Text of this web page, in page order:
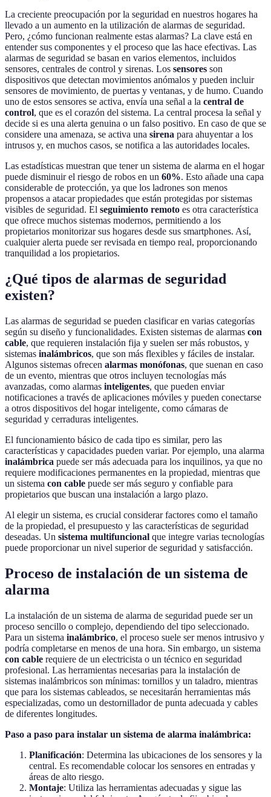
La creciente preocupación por la seguridad en nuestros hogares ha
llevado a un aumento en la utilización de alarmas de seguridad.
Pero, ¿cómo funcionan realmente estas alarmas? La clave está en
entender sus componentes y el proceso que las hace efectivas. Las
alarmas de seguridad se basan en varios elementos, incluidos
sensores, centrales de control y sirenas. Los sensores son
dispositivos que detectan movimientos anómalos y pueden incluir
sensores de movimiento, de puertas y ventanas, y de humo. Cuando
uno de estos sensores se activa, envía una señal a la central de
control, que es el corazón del sistema. La central procesa la señal y
decide si es una alerta genuina o un falso positivo. En caso de que se
considere una amenaza, se activa una sirena para ahuyentar a los
intrusos y, en muchos casos, se notifica a las autoridades locales.
Las estadísticas muestran que tener un sistema de alarma en el hogar
puede disminuir el riesgo de robos en un 60%. Esto añade una capa
considerable de protección, ya que los ladrones son menos
propensos a atacar propiedades que están protegidas por sistemas
visibles de seguridad. El seguimiento remoto es otra característica
que ofrece muchos sistemas modernos, permitiendo a los
propietarios monitorizar sus hogares desde sus smartphones. Así,
cualquier alerta puede ser revisada en tiempo real, proporcionando
tranquilidad a los propietarios.
¿Qué tipos de alarmas de seguridad
existen?
Las alarmas de seguridad se pueden clasificar en varias categorías
según su diseño y funcionalidades. Existen sistemas de alarmas con
cable, que requieren instalación fija y suelen ser más robustos, y
sistemas inalámbricos, que son más flexibles y fáciles de instalar.
Algunos sistemas ofrecen alarmas monófonas, que suenan en caso
de un evento, mientras que otros incluyen tecnologías más
avanzadas, como alarmas inteligentes, que pueden enviar
notificaciones a través de aplicaciones móviles y pueden conectarse
a otros dispositivos del hogar inteligente, como cámaras de
seguridad y cerraduras inteligentes.
El funcionamiento básico de cada tipo es similar, pero las
características y capacidades pueden variar. Por ejemplo, una alarma
inalámbrica puede ser más adecuada para los inquilinos, ya que no
requiere modificaciones permanentes en la propiedad, mientras que
un sistema con cable puede ser más seguro y confiable para
propietarios que buscan una instalación a largo plazo.
Al elegir un sistema, es crucial considerar factores como el tamaño
de la propiedad, el presupuesto y las características de seguridad
deseadas. Un sistema multifuncional que integre varias tecnologías
puede proporcionar un nivel superior de seguridad y satisfacción.
Proceso de instalación de un sistema de
alarma
La instalación de un sistema de alarma de seguridad puede ser un
proceso sencillo o complejo, dependiendo del tipo seleccionado.
Para un sistema inalámbrico, el proceso suele ser menos intrusivo y
podría completarse en menos de una hora. Sin embargo, un sistema
con cable requiere de un electricista o un técnico en seguridad
profesional. Las herramientas necesarias para la instalación de
sistemas inalámbricos son mínimas: tornillos y un taladro, mientras
que para los sistemas cableados, se necesitarán herramientas más
especializadas, como un destornillador de punta adecuada y cables
de diferentes longitudes.
Paso a paso para instalar un sistema de alarma inalámbrica:
Planificación: Determina las ubicaciones de los sensores y la
central. Es recomendable colocar los sensores en entradas y
áreas de alto riesgo.
Montaje: Utiliza las herramientas adecuadas y sigue las